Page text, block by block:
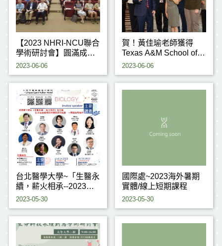
【2023 NHRI-NCU聯合
學術研討會】圓滿成
功!!!!!
2023-06-06
賀！黃佳瑜老師獲得
Texas A&M School of
Veterinary Medicine &
2023 Outstanding
Alumni & Rising Star
2023-06-06
台北醫學大學~「生醫永
續，薪火相承--2023年
第38屆生物夏令營」
2023-05-30
國際處~2023海外暑期
實體/線上短期課程
2023-05-30